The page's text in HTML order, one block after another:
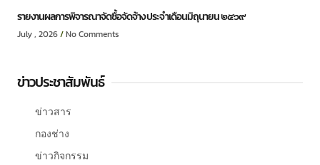
รายงานผลการพิจารณาจัดซื้อจัดจ้าง ประจำเดือนมิถุนายน ๒๕๖๙
July , 2026 No Comments
ข่าวประชาสัมพันธ์
ข่าวสาร
กองช่าง
ข่าวกิจกรรม